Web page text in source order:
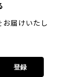
届けいたし
登録